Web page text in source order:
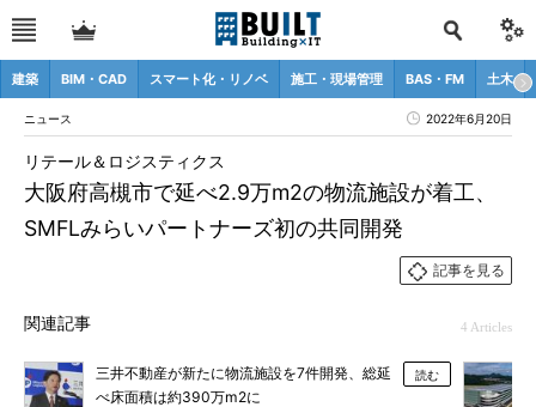
建築 BIM・CAD スマート化・リノベ 施工・現場管理 BAS・FM 土木
ニュース 2022年6月20日
大阪府高槻市で延べ2.9万m2の物流施設が着工、
SMFLみらいパートナーズ初の共同開発
リテール＆ロジスティクス
記事を見る
関連記事 4 Articles
三井不動産が新たに物流施設を7件開発、総延
べ床面積は約390万m2に
読む